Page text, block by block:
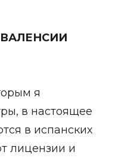
я
в настоящее
в испанских
лицензии и